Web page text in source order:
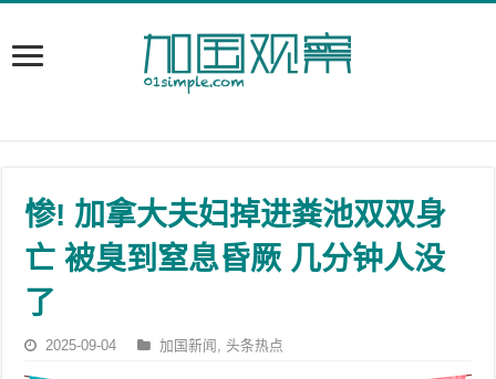
惨! 加拿大夫妇掉进粪池双双身
亡 被臭到窒息昏厥 几分钟人没
了
2025-09-04 加国新闻 ,头条热点